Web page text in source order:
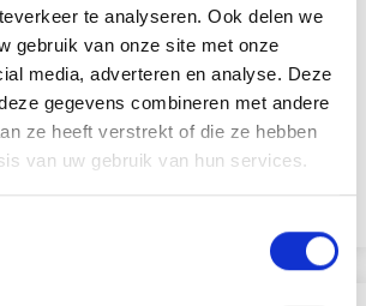
te analyseren. Ook delen we
gebruik van onze site met onze
media, adverteren en analyse. Deze
gegevens combineren met andere
ze heeft verstrekt of die ze hebben
van uw gebruik van hun services.
MÉTALLIQUE, ARGENTÉ, 7–30